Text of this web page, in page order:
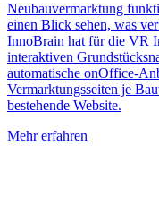
Neubauvermarktung
einen Blick sehen, was
InnoBrain hat für die VR
interaktiven
automatische onOffice-
Vermarktungsseiten je
bestehende Website.
Mehr erfahren